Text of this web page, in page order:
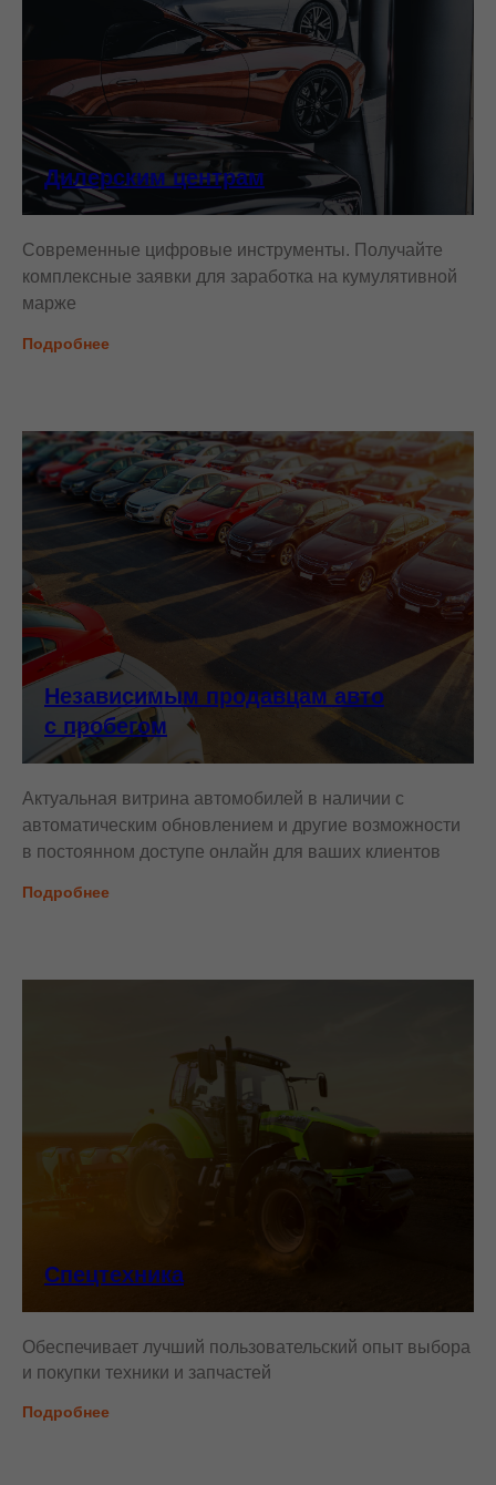
Дилерским центрам
Современные цифровые инструменты. Получайте
комплексные заявки для заработка на кумулятивной
марже
Подробнее
Независимым продавцам авто
с пробегом
Актуальная витрина автомобилей в наличии с
автоматическим обновлением и другие возможности
в постоянном доступе онлайн для ваших клиентов
Подробнее
Спецтехника
Обеспечивает лучший пользовательский опыт выбора
и покупки техники и запчастей
Подробнее